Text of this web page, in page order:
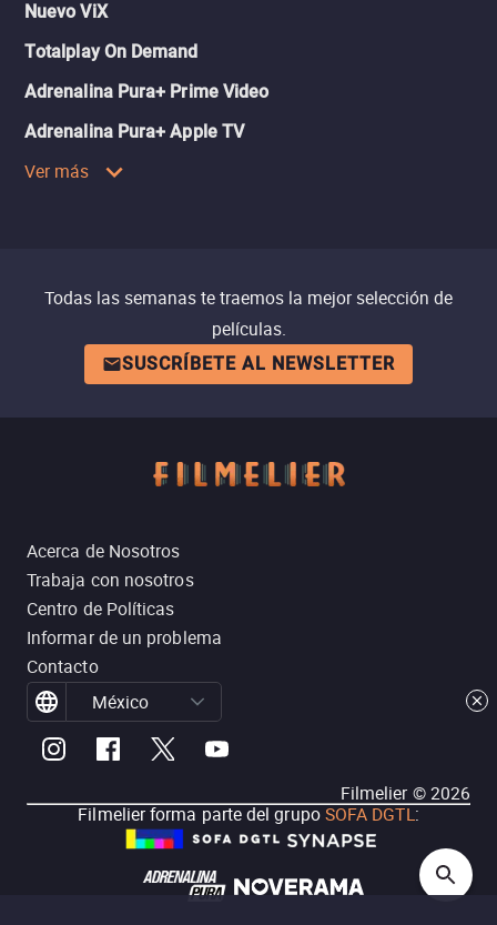
Nuevo ViX
Totalplay On Demand
Adrenalina Pura+ Prime Video
Adrenalina Pura+ Apple TV
Ver más
Todas las semanas te traemos la mejor selección de
películas.
SUSCRÍBETE AL NEWSLETTER
Acerca de Nosotros
Trabaja con nosotros
Centro de Políticas
Informar de un problema
Contacto
México
Filmelier ©2026
Filmelier forma parte del grupoSOFA DGTL: